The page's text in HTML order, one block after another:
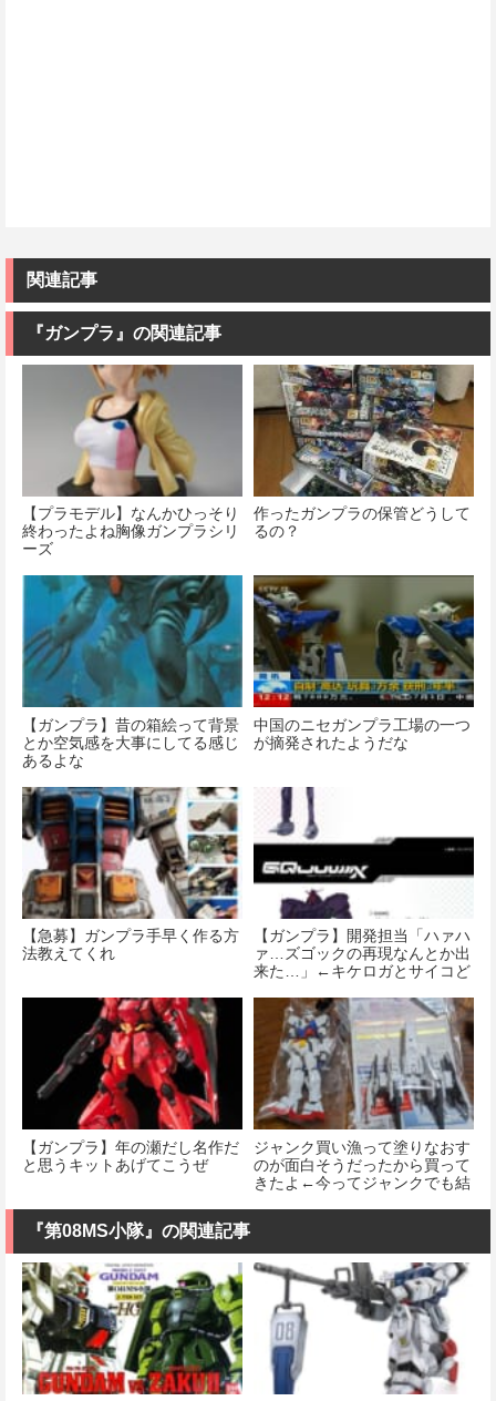
関連記事
『ガンプラ』の関連記事
【プラモデル】なんかひっそり
終わったよね胸像ガンプラシリ
ーズ
作ったガンプラの保管どうして
るの？
【ガンプラ】昔の箱絵って背景
とか空気感を大事にしてる感じ
あるよな
中国のニセガンプラ工場の一つ
が摘発されたようだな
【急募】ガンプラ手早く作る方
法教えてくれ
【ガンプラ】開発担当「ハァハ
ァ…ズゴックの再現なんとか出
来た…」←キケロガとサイコど
【ガンプラ】年の瀬だし名作だ
と思うキットあげてこうぜ
ジャンク買い漁って塗りなおす
のが面白そうだったから買って
きたよ←今ってジャンクでも結
『第08MS小隊』の関連記事